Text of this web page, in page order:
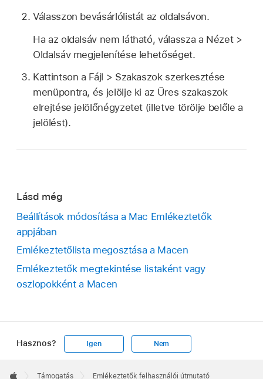
Válasszon bevásárlólistát az oldalsávon.
Ha az oldalsáv nem látható, válassza a Nézet >
Oldalsáv megjelenítése lehetőséget.
Kattintson a Fájl > Szakaszok szerkesztése
menüpontra, és jelölje ki az Üres szakaszok
elrejtése jelölőnégyzetet (illetve törölje belőle a
jelölést).
Lásd még
Beállítások módosítása a Mac Emlékeztetők
appjában
Emlékeztetőlista megosztása a Macen
Emlékeztetők megtekintése listaként vagy
oszlopokként a Macen
Hasznos? Igen Nem
Footer
 Támogatás Emlékeztetők felhasználói útmutató